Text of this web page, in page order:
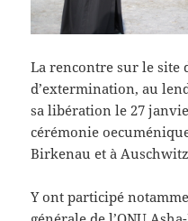
La rencontre sur le site
d’extermination, au
sa libération le 27
cérémonie
Birkenau et à
Y ont participé